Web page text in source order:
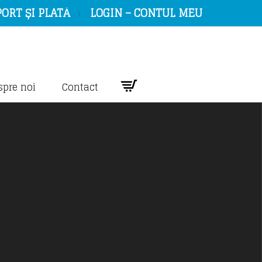
ȘI PLATĂ LOGIN – CONTUL MEU
noi Contact